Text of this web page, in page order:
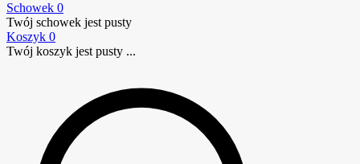
Schowek 0
Twój schowek jest pusty
Koszyk 0
Twój koszyk jest pusty ...